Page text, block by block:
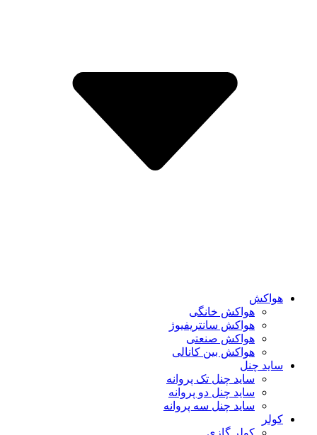
هواکش
هواکش خانگی
هواکش سانتریفیوژ
هواکش صنعتی
هواکش بین کانالی
ساید چنل
ساید چنل تک پروانه
ساید چنل دو پروانه
ساید چنل سه پروانه
کولر